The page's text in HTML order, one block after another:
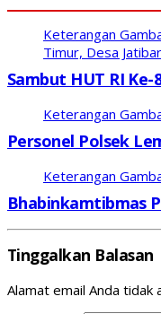
Keterangan
Timur, Desa
Sambut HUT RI
Keterangan
Personel Polsek
Keterangan
Bhabinkamtibmas
Tinggalkan Balasan
Alamat email Anda tidak